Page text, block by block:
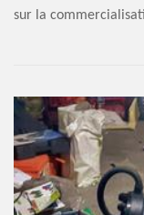
sur la